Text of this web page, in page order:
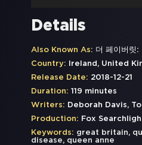
Details
Also Known As: 더 페이버릿
Country: Ireland, United
Release Date: 2018-12-21
Duration: 119 minutes
Writers: Deborah Davis,
Production: Fox
Keywords: great britain,
disease, queen anne